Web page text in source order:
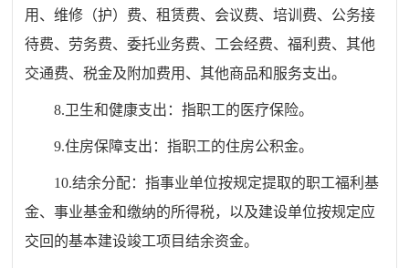
用、维修（护）费、租赁费、会议费、培训费、公务接
待费、劳务费、委托业务费、工会经费、福利费、其他
交通费、税金及附加费用、其他商品和服务支出。
8.卫生和健康支出：指职工的医疗保险。
9.住房保障支出：指职工的住房公积金。
10.结余分配：指事业单位按规定提取的职工福利基
金、事业基金和缴纳的所得税，以及建设单位按规定应
交回的基本建设竣工项目结余资金。